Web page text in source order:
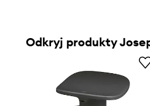
Odkryj produkty